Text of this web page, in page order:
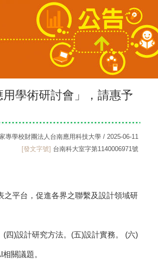
學術研討會」，請惠予
專學校財團法人台南應用科技大學 / 2025-06-11
[發文字號] 台南科大室字第1140006971號
平台，促進各界之聯繫及設計領域研
四)設計研究方法。(五)設計實務。 (六)
關議題。